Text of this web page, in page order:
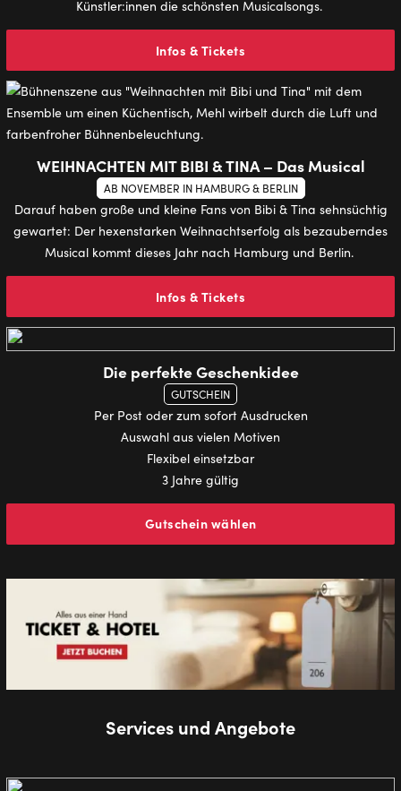
Künstler:innen die schönsten Musicalsongs.
Infos & Tickets
WEIHNACHTEN MIT BIBI & TINA – Das Musical
AB NOVEMBER IN HAMBURG & BERLIN
Darauf haben große und kleine Fans von Bibi & Tina sehnsüchtig
gewartet: Der hexenstarken Weihnachtserfolg als bezauberndes
Musical kommt dieses Jahr nach Hamburg und Berlin.
Infos & Tickets
Die perfekte Geschenkidee
GUTSCHEIN
Per Post oder zum sofort Ausdrucken
Auswahl aus vielen Motiven
Flexibel einsetzbar
3 Jahre gültig
Gutschein wählen
Services und Angebote